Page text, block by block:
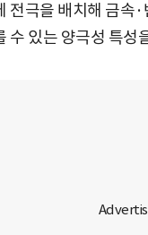
전극을 배치해 금속
수 있는 양극성 특성